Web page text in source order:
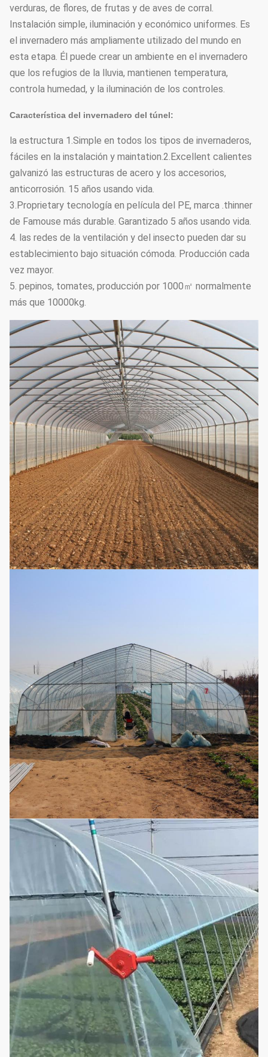
verduras, de flores, de frutas y de aves de corral.
Instalación simple, iluminación y económico uniformes. Es
el invernadero más ampliamente utilizado del mundo en
esta etapa. Él puede crear un ambiente en el invernadero
que los refugios de la lluvia, mantienen temperatura,
controla humedad, y la iluminación de los controles.
Característica del invernadero del túnel:
la estructura 1.Simple en todos los tipos de invernaderos,
fáciles en la instalación y maintation.2.Excellent calientes
galvanizó las estructuras de acero y los accesorios,
anticorrosión. 15 años usando vida.
3.Proprietary tecnología en película del PE, marca .thinner
de Famouse más durable. Garantizado 5 años usando vida.
4. las redes de la ventilación y del insecto pueden dar su
establecimiento bajo situación cómoda. Producción cada
vez mayor.
5. pepinos, tomates, producción por 1000㎡ normalmente
más que 10000kg.